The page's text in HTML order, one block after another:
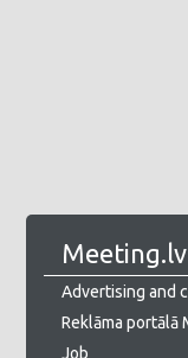
Meeting.lv
Advertising and
Reklāma portālā
Job